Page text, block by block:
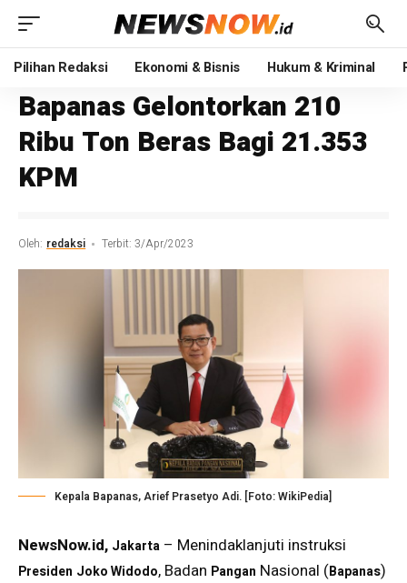
Pilihan Redaksi Ekonomi & Bisnis Hukum & Kriminal
Bapanas Gelontorkan 210
Ribu Ton Beras Bagi 21.353
KPM
Oleh: redaksi Terbit: 3/Apr/2023
Kepala Bapanas, Arief Prasetyo Adi. [Foto: WikiPedia]
NewsNow.id, Jakarta – Menindaklanjuti instruksi
Presiden Joko Widodo, Badan Pangan Nasional (Bapanas)